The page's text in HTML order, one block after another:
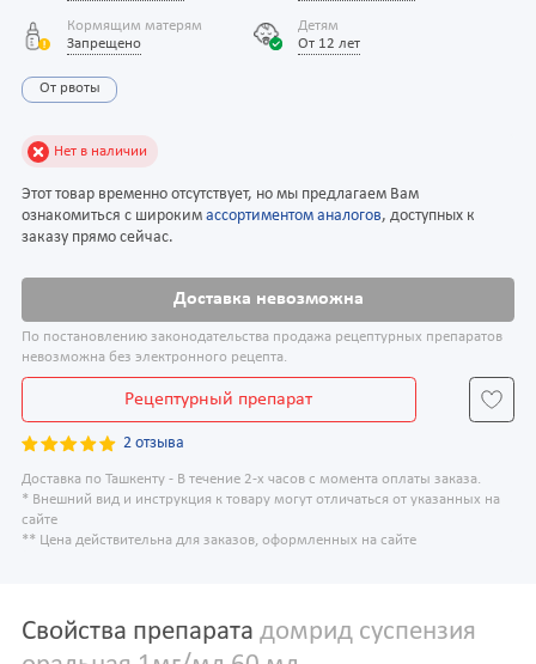
Кормящим матерям
Запрещено
Детям
От 12 лет
От рвоты
Нет в наличии
Этот товар временно отсутствует, но мы предлагаем Вам
ознакомиться с широким ассортиментом аналогов, доступных к
заказу прямо сейчас.
Доставка невозможна
По постановлению законодательства продажа рецептурных препаратов
невозможна без электронного рецепта.
Рецептурный препарат
2 отзыва
Доставка по Ташкенту - В течение 2-х часов с момента оплаты заказа.
* Внешний вид и инструкция к товару могут отличаться от указанных на
сайте
** Цена действительна для заказов, оформленных на сайте
Свойства препарата домрид суспензия